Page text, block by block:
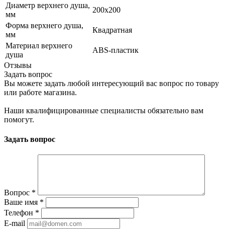
Диаметр верхнего душа,
мм
200х200
Форма верхнего душа,
мм
Квадратная
Материал верхнего
душа
ABS-пластик
Отзывы
Задать вопрос
Вы можете задать любой интересующий вас вопрос по товару
или работе магазина.
Наши квалифицированные специалисты обязательно вам
помогут.
Задать вопрос
Вопрос *
Ваше имя *
Телефон *
E-mail